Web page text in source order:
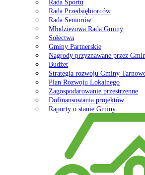
Rada Sportu
Rada Przedsiębiorców
Rada Seniorów
Młodzieżowa Rada Gminy
Sołectwa
Gminy Partnerskie
Nagrody przyznawane przez
Budżet
Strategia rozwoju Gminy
Plan Rozwoju Lokalnego
Zagospodarowanie przestrzenne
Dofinansowania projektów
Raporty o stanie Gminy